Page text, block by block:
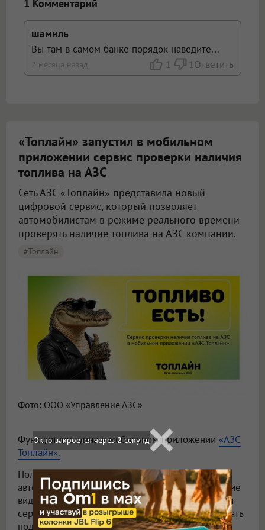
1 Комментарий
шамиль
Вы там в самом банке порядок наведите...
2 месяца назад 1 1Ответить
«Топлайн» запустил в мобильном
приложении сервис проверки наличия
топлива на АЗС
Сеть АЗС «Топлайн» представила новый
цифровой сервис, который позволяет
автомобилистам в режиме реального времени
проверять наличие топлива на АЗС компании.
#Топлайн
Фото: ООО «Управление АЗС»
Функция доступна в мобильном приложении «АЗС
Топлайн».
Пользователь может выбрать интересующую
автозаправочную станцию и заранее узнать, какие
виды топлива доступны в данный момент. Новый
сервис помогает спланировать маршрут, подобрать
подходящую АЗС и избежать лишних поездок.